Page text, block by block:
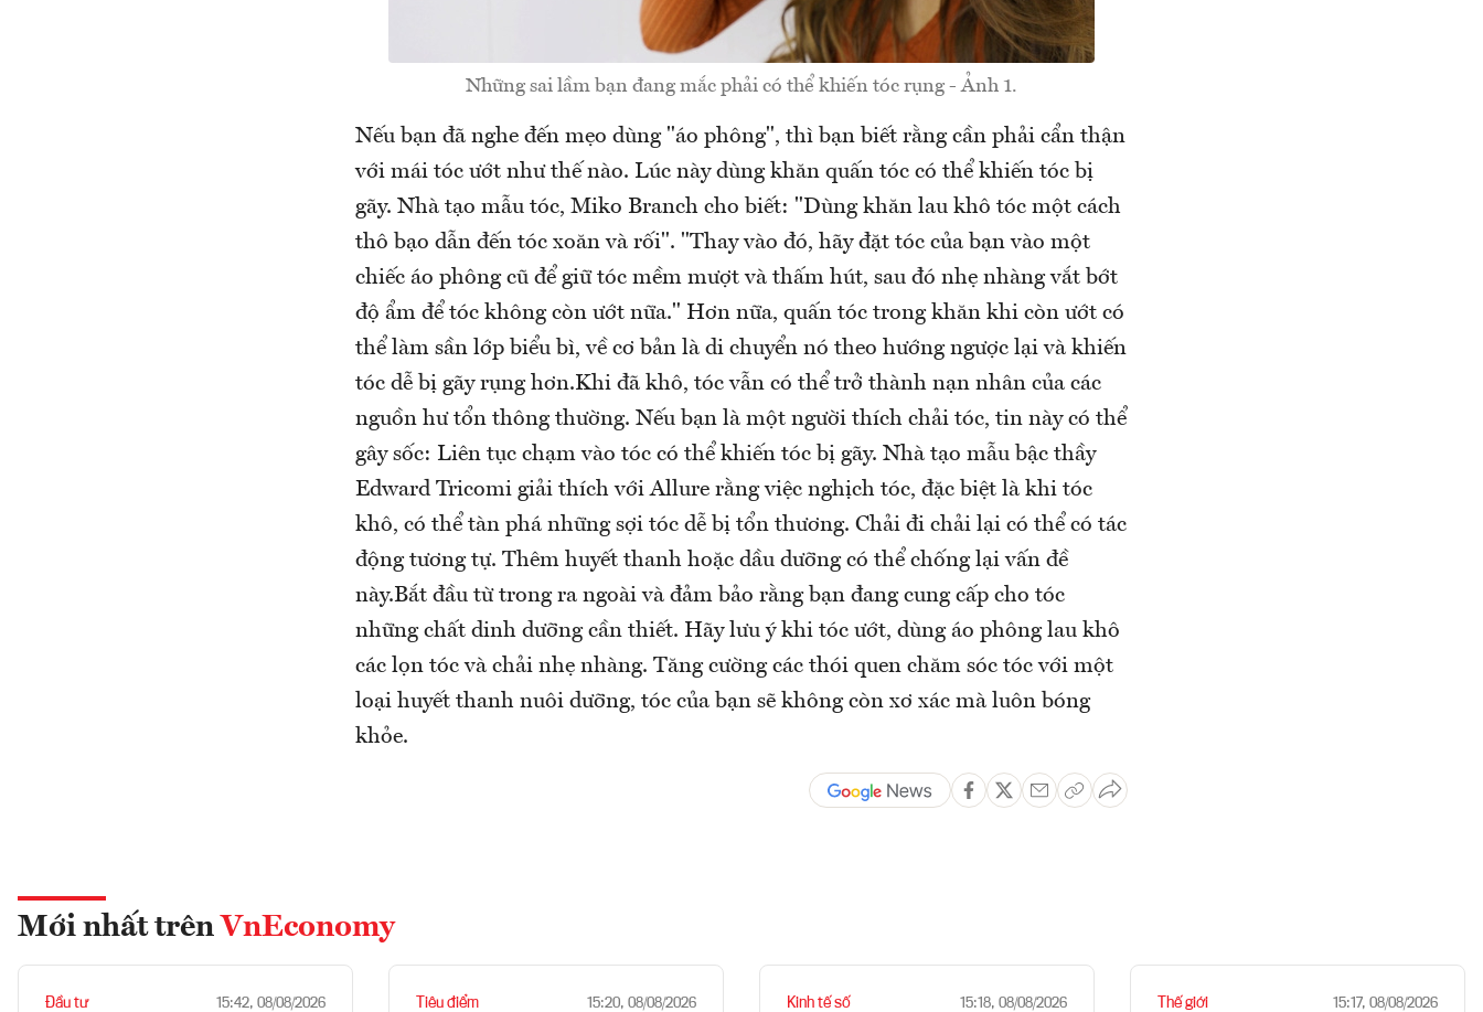
Những sai lầm bạn đang mắc phải có thể khiến tóc rụng - Ảnh 1.
Nếu bạn đã nghe đến mẹo dùng "áo phông", thì bạn biết rằng cần phải cẩn thận
với mái tóc ướt như thế nào. Lúc này dùng khăn quấn tóc có thể khiến tóc bị
gãy. Nhà tạo mẫu tóc, Miko Branch cho biết: "Dùng khăn lau khô tóc một cách
thô bạo dẫn đến tóc xoăn và rối". "Thay vào đó, hãy đặt tóc của bạn vào một
chiếc áo phông cũ để giữ tóc mềm mượt và thấm hút, sau đó nhẹ nhàng vắt bớt
độ ẩm để tóc không còn ướt nữa." Hơn nữa, quấn tóc trong khăn khi còn ướt có
thể làm sần lớp biểu bì, về cơ bản là di chuyển nó theo hướng ngược lại và khiến
tóc dễ bị gãy rụng hơn.Khi đã khô, tóc vẫn có thể trở thành nạn nhân của các
nguồn hư tổn thông thường. Nếu bạn là một người thích chải tóc, tin này có thể
gây sốc: Liên tục chạm vào tóc có thể khiến tóc bị gãy. Nhà tạo mẫu bậc thầy
Edward Tricomi giải thích với Allure rằng việc nghịch tóc, đặc biệt là khi tóc
khô, có thể tàn phá những sợi tóc dễ bị tổn thương. Chải đi chải lại có thể có tác
động tương tự. Thêm huyết thanh hoặc dầu dưỡng có thể chống lại vấn đề
này.Bắt đầu từ trong ra ngoài và đảm bảo rằng bạn đang cung cấp cho tóc
những chất dinh dưỡng cần thiết. Hãy lưu ý khi tóc ướt, dùng áo phông lau khô
các lọn tóc và chải nhẹ nhàng. Tăng cường các thói quen chăm sóc tóc với một
loại huyết thanh nuôi dưỡng, tóc của bạn sẽ không còn xơ xác mà luôn bóng
khỏe.
Mới nhất trên VnEconomy
Đầu tư 15:42, 08/08/2026 Tiêu điểm 15:20, 08/08/2026 Kinh tế số 15:18, 08/08/2026 Thế giới 15:17, 08/08/2026